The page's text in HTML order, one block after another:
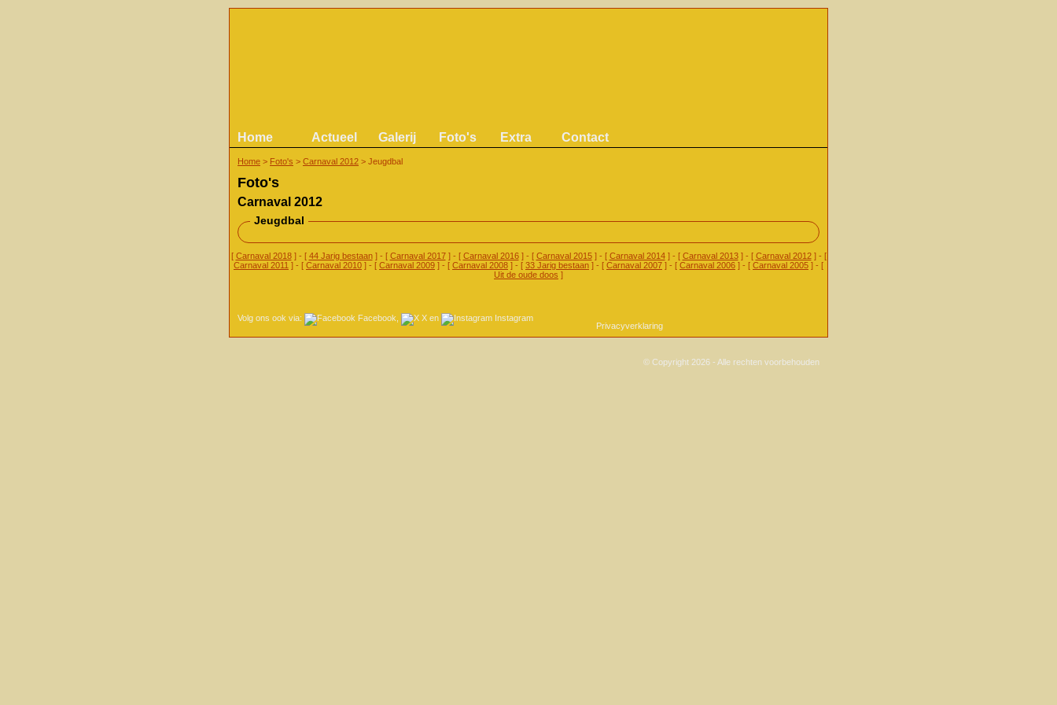
Home Actueel Galerij Foto's Extra Contact
Home > Foto's > Carnaval 2012 > Jeugdbal
Foto's
Carnaval 2012
Jeugdbal
[ Carnaval 2018] - [ 44 Jarig bestaan] - [ Carnaval 2017] - [ Carnaval 2016] - [ Carnaval 2015] - [ Carnaval 2014] - [ Carnaval 2013] - [ Carnaval 2012] - [
Carnaval 2011 ] - [ Carnaval 2010 ] - [ Carnaval 2009 ] - [ Carnaval 2008 ] - [ 33 Jarig bestaan ] - [ Carnaval 2007 ] - [ Carnaval 2006 ] - [ Carnaval 2005 ] - [
Uit de oude doos ]
Volg ons ook via: Facebook X en
Instagram
Privacyverklaring
© Copyright 2026 - Alle rechten voorbehouden